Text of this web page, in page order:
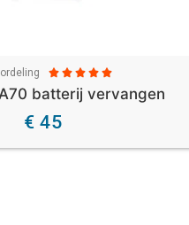
    
batterij vervangen
€ 45